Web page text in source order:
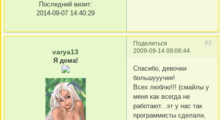
Последний визит:
2014-09-07 14:40:29
Поделиться
82
2009-09-14 09:06:44
varya13
Я дома!
Спасибо, девочки
большууучее!
Всех люблю!!! (смайлы у
меня как всегда не
работают...эт у нас так
программисты сделали,